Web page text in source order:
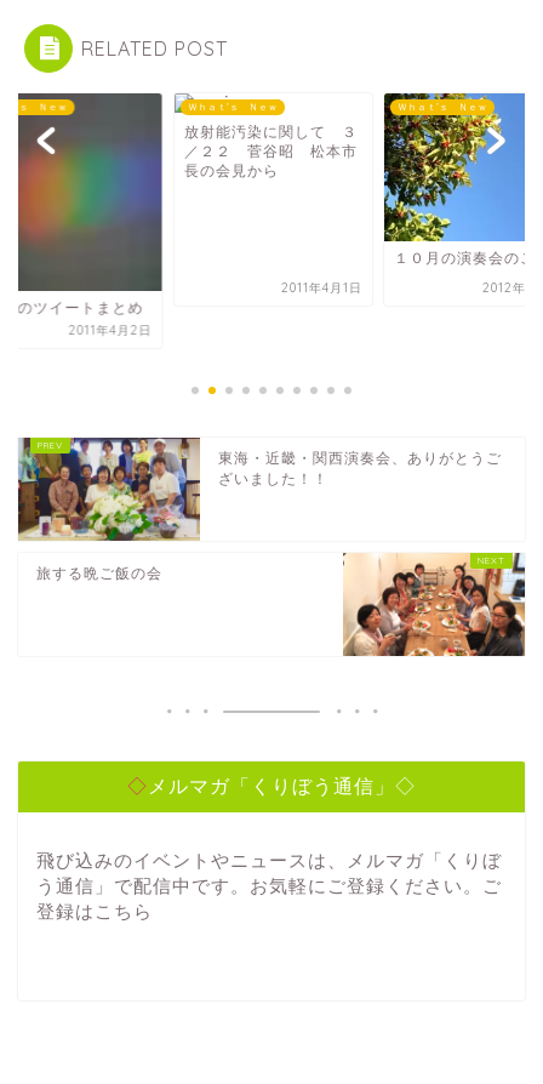
RELATED POST
ｔ’ｓ Ｎｅｗ
のツイートまとめ
2011年4月2日
Ｗｈａｔ’ｓ Ｎｅｗ
放射能汚染に関して ３
／２２ 菅谷昭 松本市
長の会見から
2011年4月1日
Ｗｈａｔ’ｓ Ｎｅｗ
１０月の演奏会のご
2012年10
東海・近畿・関西演奏会、ありがとうご
ざいました！！
旅する晩ご飯の会
◇メルマガ「くりぼう通信」◇
飛び込みのイベントやニュースは、メルマガ「くりぼ
う通信」で配信中です。お気軽にご登録ください。ご
登録は こちら